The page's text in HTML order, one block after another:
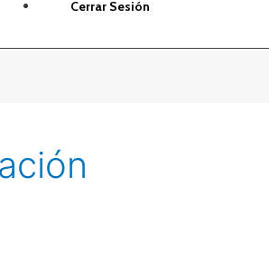
Cerrar Sesión